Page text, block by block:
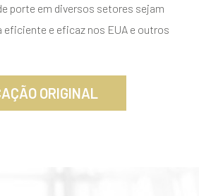
porte em diversos setores sejam
e eficaz nos EUA e outros
ORIGINAL